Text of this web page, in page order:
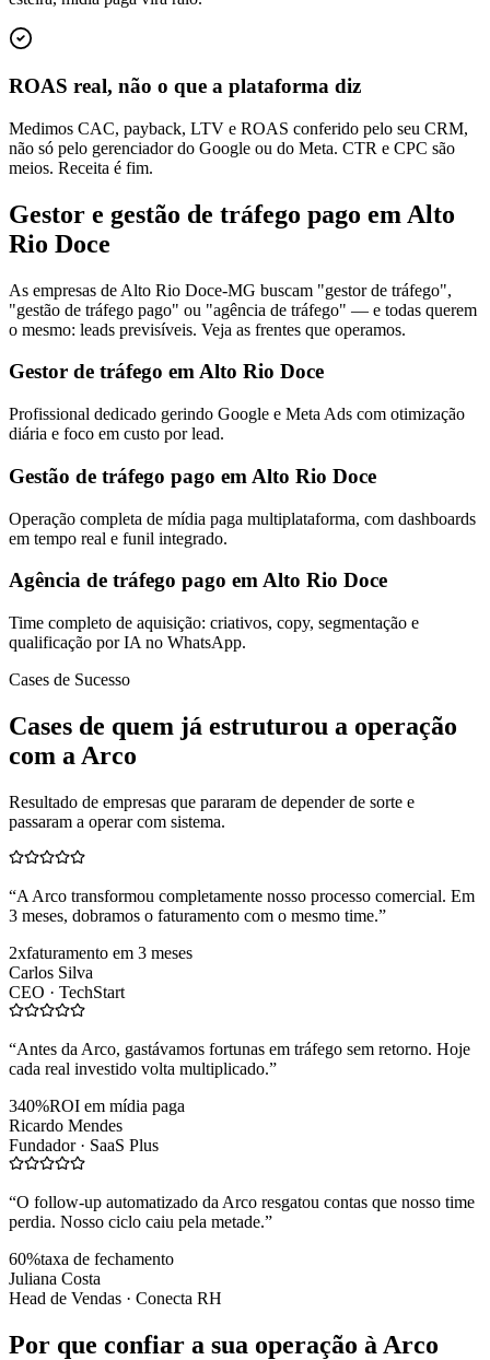
ROAS real, não o que a plataforma diz
Medimos CAC, payback, LTV e ROAS conferido pelo seu CRM,
não só pelo gerenciador do Google ou do Meta. CTR e CPC são
meios. Receita é fim.
Gestor e gestão de tráfego pago em Alto
Rio Doce
As empresas de Alto Rio Doce-MG buscam "gestor de tráfego",
"gestão de tráfego pago" ou "agência de tráfego" — e todas querem
o mesmo: leads previsíveis. Veja as frentes que operamos.
Gestor de tráfego em Alto Rio Doce
Profissional dedicado gerindo Google e Meta Ads com otimização
diária e foco em custo por lead.
Gestão de tráfego pago em Alto Rio Doce
Operação completa de mídia paga multiplataforma, com dashboards
em tempo real e funil integrado.
Agência de tráfego pago em Alto Rio Doce
Time completo de aquisição: criativos, copy, segmentação e
qualificação por IA no WhatsApp.
Cases de Sucesso
Cases de quem já estruturou a operação
com a Arco
Resultado de empresas que pararam de depender de sorte e
passaram a operar com sistema.
“A Arco transformou completamente nosso processo comercial. Em
3 meses, dobramos o faturamento com o mesmo time.”
2xfaturamento em 3 meses
Carlos Silva
CEO · TechStart
“Antes da Arco, gastávamos fortunas em tráfego sem retorno. Hoje
cada real investido volta multiplicado.”
340%ROI em mídia paga
Ricardo Mendes
Fundador · SaaS Plus
“O follow-up automatizado da Arco resgatou contas que nosso time
perdia. Nosso ciclo caiu pela metade.”
60%taxa de fechamento
Juliana Costa
Head de Vendas · Conecta RH
Por que confiar a sua operação à Arco